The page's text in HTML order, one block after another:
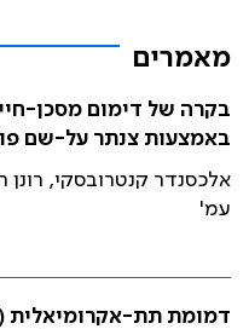
מאמרים
בקרה של דימום מסכן-
באמצעות צנתר על-שם
אלכסנדר קנטרובסקי, רונן
עמ'